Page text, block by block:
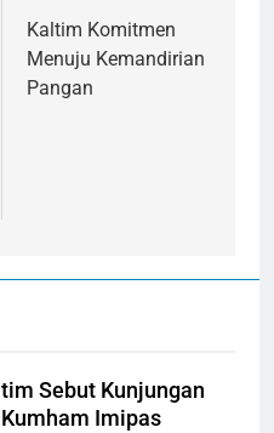
Kaltim Komitmen
Menuju Kemandirian
Pangan
Sebut Kunjungan
Imipas